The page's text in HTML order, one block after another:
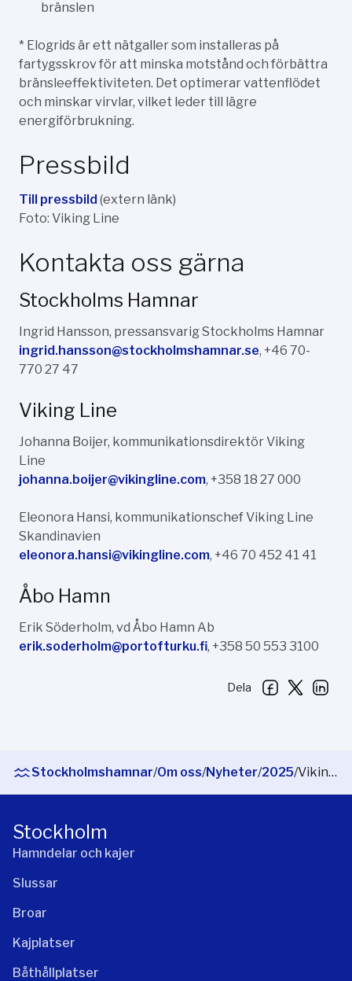
bränslen
* Elogrids är ett nätgaller som installeras på
fartygsskrov för att minska motstånd och förbättra
bränsleeffektiviteten. Det optimerar vattenflödet
och minskar virvlar, vilket leder till lägre
energiförbrukning.
Pressbild
Till pressbild(extern länk)
Foto: Viking Line
Kontakta oss gärna
Stockholms Hamnar
Ingrid Hansson, pressansvarig Stockholms Hamnar
ingrid.hansson@stockholmshamnar.se, +46 70-
770 27 47
Viking Line
Johanna Boijer, kommunikationsdirektör Viking
Line
johanna.boijer@vikingline.com, +358 18 27 000
Eleonora Hansi, kommunikationschef Viking Line
Skandinavien
eleonora.hansi@vikingline.com, +46 70 452 41 41
Åbo Hamn
Erik Söderholm, vd Åbo Hamn Ab
erik.soderholm@portofturku.fi, +358 50 553 3100
Dela
Stockholmshamnar/Om oss/Nyheter/2025/ Viking Line, Åbo Hamn och Stockholms Hamnar uppmärksammar ett år av samarbete för att etablera en grön sjöfartskorridor
Stockholm
Hamndelar och kajer
Slussar
Broar
Kajplatser
Båthållplatser